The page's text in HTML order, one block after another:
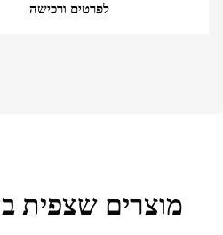
לפרטים ורכישה
מוצרים שצפית